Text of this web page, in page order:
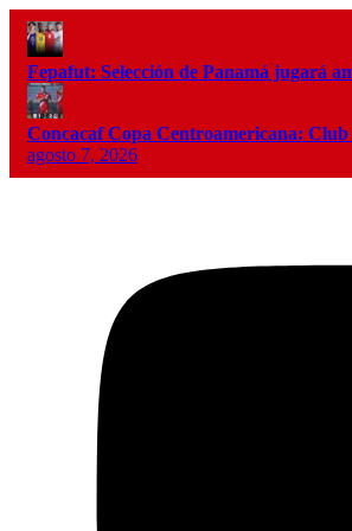
Fepafut: Selección de Panamá jugará
Concacaf Copa Centroamericana:
agosto 7, 2026